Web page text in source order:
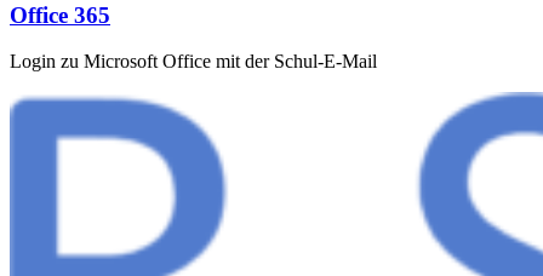
Office 365
Login zu Microsoft Office mit der Schul-E-Mail